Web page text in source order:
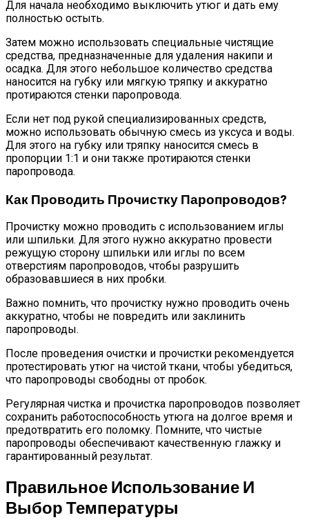
Для начала необходимо выключить утюг и дать ему
полностью остыть.
Затем можно использовать специальные чистящие
средства, предназначенные для удаления накипи и
осадка. Для этого небольшое количество средства
наносится на губку или мягкую тряпку и аккуратно
протираются стенки паропровода.
Если нет под рукой специализированных средств,
можно использовать обычную смесь из уксуса и воды.
Для этого на губку или тряпку наносится смесь в
пропорции 1:1 и они также протираются стенки
паропровода.
Как Проводить Прочистку Паропроводов?
Прочистку можно проводить с использованием иглы
или шпильки. Для этого нужно аккуратно провести
режущую сторону шпильки или иглы по всем
отверстиям паропроводов, чтобы разрушить
образовавшиеся в них пробки.
Важно помнить, что прочистку нужно проводить очень
аккуратно, чтобы не повредить или заклинить
паропроводы.
После проведения очистки и прочистки рекомендуется
протестировать утюг на чистой ткани, чтобы убедиться,
что паропроводы свободны от пробок.
Регулярная чистка и прочистка паропроводов позволяет
сохранить работоспособность утюга на долгое время и
предотвратить его поломку. Помните, что чистые
паропроводы обеспечивают качественную глажку и
гарантированный результат.
Правильное Использование И
Выбор Температуры